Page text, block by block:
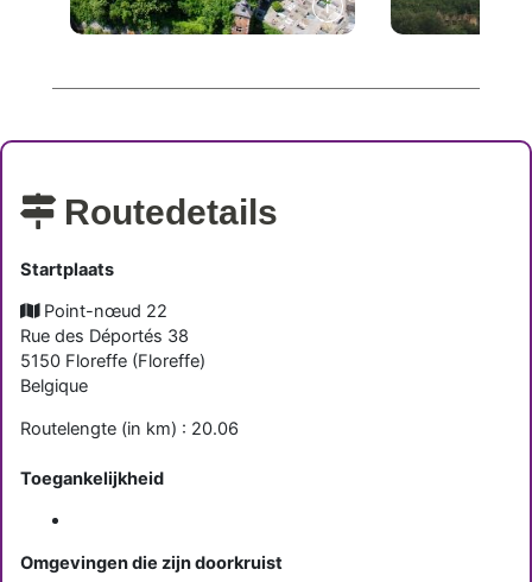
Routedetails
Startplaats
Point-nœud 22
Rue des Déportés 38
5150 Floreffe(Floreffe)
Belgique
Routelengte (in km) : 20.06
Toegankelijkheid
Omgevingen die zijn doorkruist